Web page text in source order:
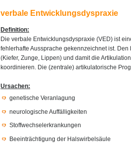
verbale Entwicklungsdyspraxie
Definition:
Die verbale Entwicklungsdyspraxie (VED) ist
fehlerhafte Aussprache gekennzeichnet ist.
(Kiefer, Zunge, Lippen) und damit die
koordinieren. Die (zentrale) artikulatorische
Ursachen:
genetische Veranlagung
neurologische Auffälligkeiten
Stoffwechselerkrankungen
Beeinträchtigung der Halswirbelsäule